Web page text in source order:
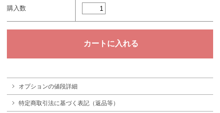
購入数
オプションの値段詳細
特定商取引法に基づく表記（返品等）